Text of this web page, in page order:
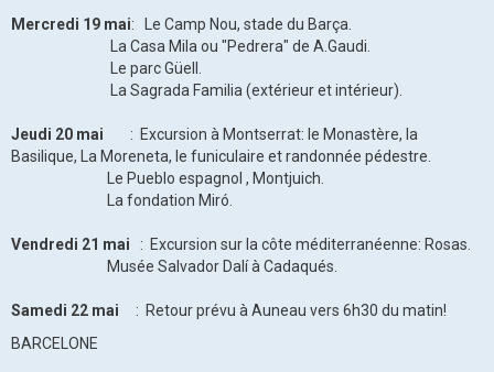
Mercredi 19 mai: Le Camp Nou, stade du Barça.
La Casa Mila ou "Pedrera" de A.Gaudi.
Le parc Güell.
La Sagrada Familia (extérieur et intérieur).
Jeudi 20 mai : Excursion à Montserrat: le Monastère, la
Basilique, La Moreneta, le funiculaire et randonnée pédestre.
Le Pueblo espagnol , Montjuich.
La fondation Miró.
Vendredi 21 mai : Excursion sur la côte méditerranéenne: Rosas.
Musée Salvador Dalí à Cadaqués.
Samedi 22 mai : Retour prévu à Auneau vers 6h30 du matin!
BARCELONE